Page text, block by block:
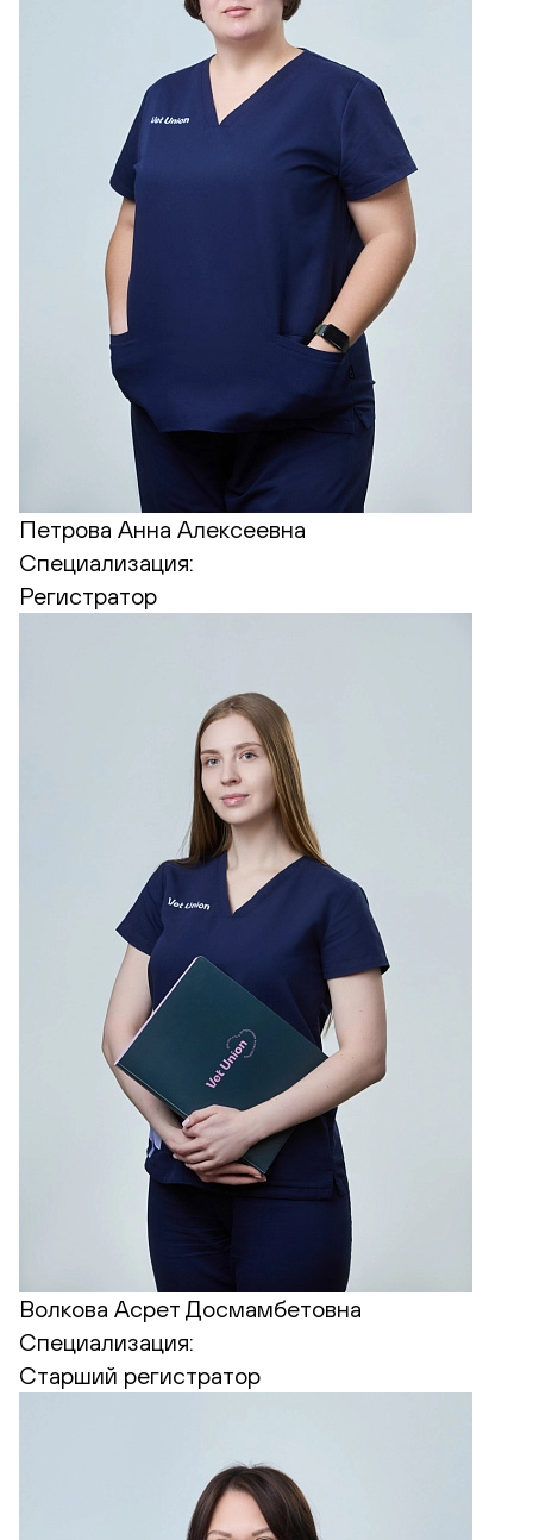
Петрова Анна Алексеевна
Специализация:
Регистратор
Волкова Асрет Досмамбетовна
Специализация:
Старший регистратор